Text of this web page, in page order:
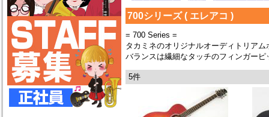
700シリーズ ( エレアコ )
= 700 Series =
タカミネのオリジナルオーディトリア
バランスは繊細なタッチのフィンガー
5件